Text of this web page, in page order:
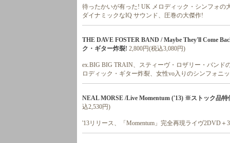
待ったかいが有った! UK メロディック・シンフォの
ダイナミックなIQ サウンド、圧巻の大傑作!
THE DAVE FOSTER BAND / Maybe They'll Come
ク・ギター炸裂! 2,800円(税込3,080円)
ex.BIG BIG TRAIN、スティーヴ・ロザリー・バンド
ロディック・ギター炸裂、女性vo入りのシンフォニ
NEAL MORSE /Live Momentum ('13) ※ストック品
込2,530円)
'13リリース、「Momentum」完全再現ライヴ2DVD